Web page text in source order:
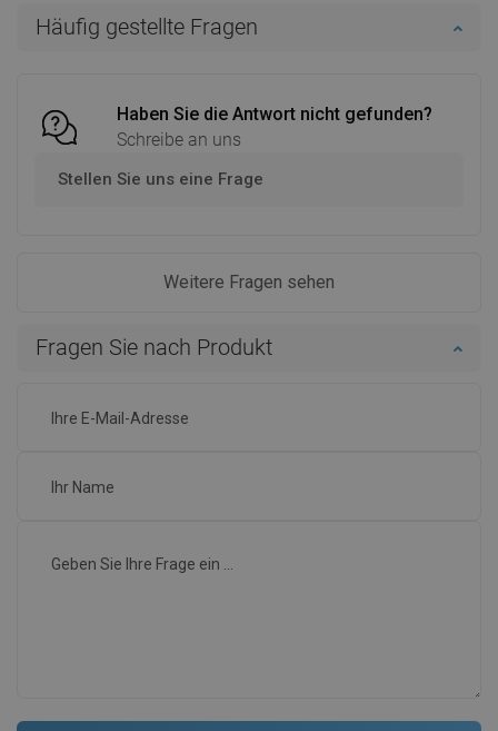
Häufig gestellte Fragen
Haben Sie die Antwort nicht gefunden?
Schreibe an uns
Stellen Sie uns eine Frage
Weitere Fragen sehen
Fragen Sie nach Produkt